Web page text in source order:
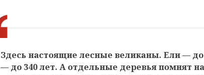
Здесь настоящие лесные великаны. Ели — до
— до 340 лет. А отдельные деревья помнят